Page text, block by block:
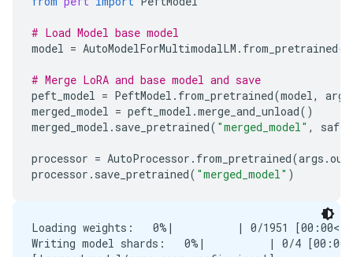
# Load Model base model
model = AutoModelForMultimodalLM . from_pretrained(
# Merge LoRA and base model and save
peft_model = PeftModel . from_pretrained(model, args
merged_model = peft_model .merge_and_unload()
merged_model . save_pretrained( "merged_model" ,
processor = AutoProcessor . from_pretrained(args .
processor . save_pretrained( "merged_model" )
Loading weights:   0%|          | 0/1951
Writing model shards:   0%|          | 0/4